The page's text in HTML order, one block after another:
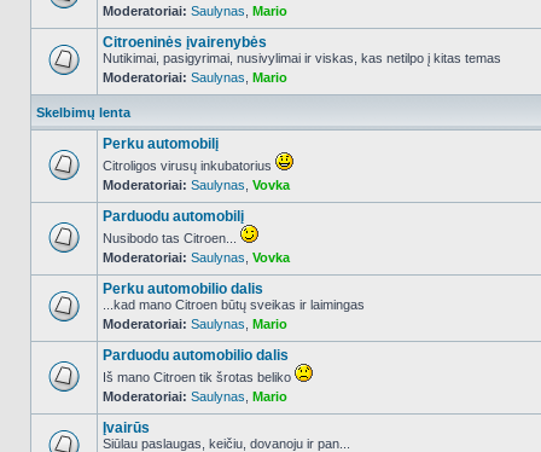
NO_UNREAD_POSTS
Moderatoriai: Saulynas Mario
NO_UNREAD_POSTS
Citroeninės įvairenybės
Nutikimai, pasigyrimai, nusivylimai ir viskas, kas netilpo į kitas temas
Moderatoriai: Saulynas Mario
Skelbimų lenta
NO_UNREAD_POSTS
Perku automobilį
Citroligos virusų inkubatorius
Moderatoriai: Saulynas Vovka
NO_UNREAD_POSTS
Parduodu automobilį
Nusibodo tas Citroen...
Moderatoriai: Saulynas Vovka
NO_UNREAD_POSTS
Perku automobilio dalis
...kad mano Citroen būtų sveikas ir laimingas
Moderatoriai: Saulynas Mario
NO_UNREAD_POSTS
Parduodu automobilio dalis
Iš mano Citroen tik šrotas beliko
Moderatoriai: Saulynas Mario
Įvairūs
Siūlau paslaugas, keičiu, dovanoju ir pan...